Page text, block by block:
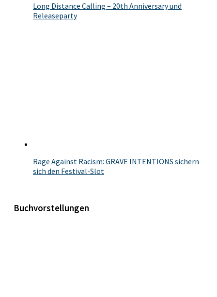
Long Distance Calling – 20th Anniversary und
Releaseparty
Rage Against Racism: GRAVE INTENTIONS sichern
sich den Festival-Slot
Buchvorstellungen